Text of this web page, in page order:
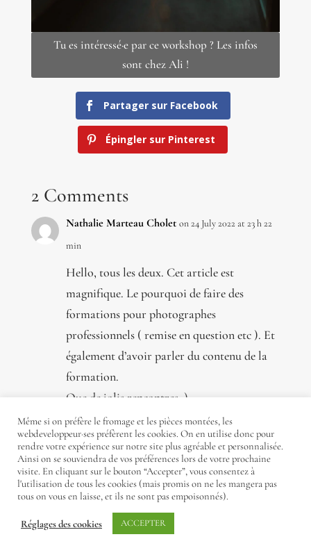
Tu es intéressé·e par ce workshop ? Les infos
sont chez Ali !
Partager sur Facebook
Épingler sur Pinterest
2 Comments
Nathalie Marteau Cholet on 24 July 2022 at 23 h 22
min
Hello, tous les deux. Cet article est
magnifique. Le pourquoi de faire des
formations pour photographes
professionnels ( remise en question etc ). Et
également d’avoir parler du contenu de la
formation.
Que de jolis rencontres .)
Log in to Reply
elvire on 25 July 2022 at 10 h 30 min
Hello Nathalie !
Merci d’avoir pris le temps de nous
Même si on préfère le fromage et les pièces montées, les
webdeveloppeur·ses préfèrent les cookies. On en utilise donc pour
rendre votre expérience sur notre site plus agréable et personnalisée.
Ainsi on se souviendra de vos préférences lors de votre prochaine
visite. En cliquant sur le bouton “Accepter”, vous consentez à
l'utilisation de tous les cookies (mais promis on ne les mangera pas
tous on vous en laisse, et ils ne sont pas empoisonnés).
Réglages des cookies ACCEPTER